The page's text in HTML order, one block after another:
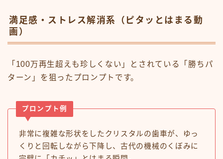
満足感・ストレス解消系（ピタッとはまる動
画）
「100万再生超えも珍しくない」とされている「勝ちパ
ターン」を狙ったプロンプトです。
プロンプト例
非常に複雑な形状をしたクリスタルの歯車が、ゆっ
くりと回転しながら下降し、古代の機械のくぼみに